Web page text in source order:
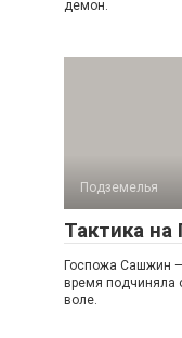
демон.
Подземелья
Тактика
Госпожа Сашжин
время подчиняла
воле.